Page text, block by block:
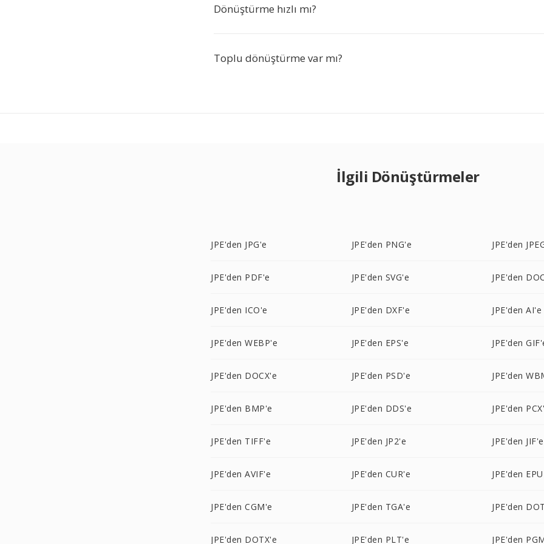
Dönüştürme hızlı mı?
Toplu dönüştürme var mı?
İlgili Dönüştürmeler
JPE'den JPG'e JPE'den PNG'e JPE'den
JPE'den PDF'e JPE'den SVG'e JPE'den
JPE'den ICO'e JPE'den DXF'e JPE'den AI'e
JPE'den WEBP'e JPE'den EPS'e JPE'den
JPE'den DOCX'e JPE'den PSD'e JPE'den
JPE'den BMP'e JPE'den DDS'e JPE'den
JPE'den TIFF'e JPE'den JP2'e JPE'den JIF'e
JPE'den AVIF'e JPE'den CUR'e JPE'den
JPE'den CGM'e JPE'den TGA'e JPE'den
JPE'den DOTX'e JPE'den PLT'e JPE'den